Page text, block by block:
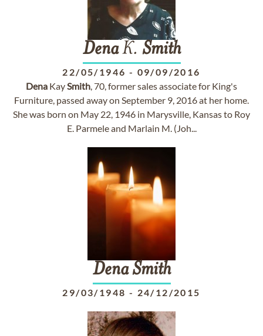
DenaK. Smith
22/05/1946 - 09/09/2016
Dena KaySmith, 70, former sales associate for King's
Furniture, passed away on September 9, 2016 at her home.
She was born on May 22, 1946 in Marysville, Kansas to Roy
E. Parmele and Marlain M. (Joh...
Dena Smith
29/03/1948 - 24/12/2015